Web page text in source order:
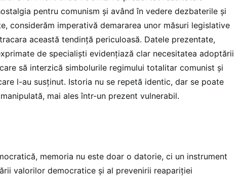
pentru comunism şi având în vedere dezbaterile şi
considerăm imperativă demararea unor măsuri legislative
această tendinţă periculoasă. Datele prezentate,
de specialişti evidenţiază clar necesitatea adoptării
să interzică simbolurile regimului totalitar comunist şi
l-au susţinut. Istoria nu se repetă identic, dar se poate
mai ales într-un prezent vulnerabil.
memoria nu este doar o datorie, ci un instrument
valorilor democratice şi al prevenirii reapariţiei